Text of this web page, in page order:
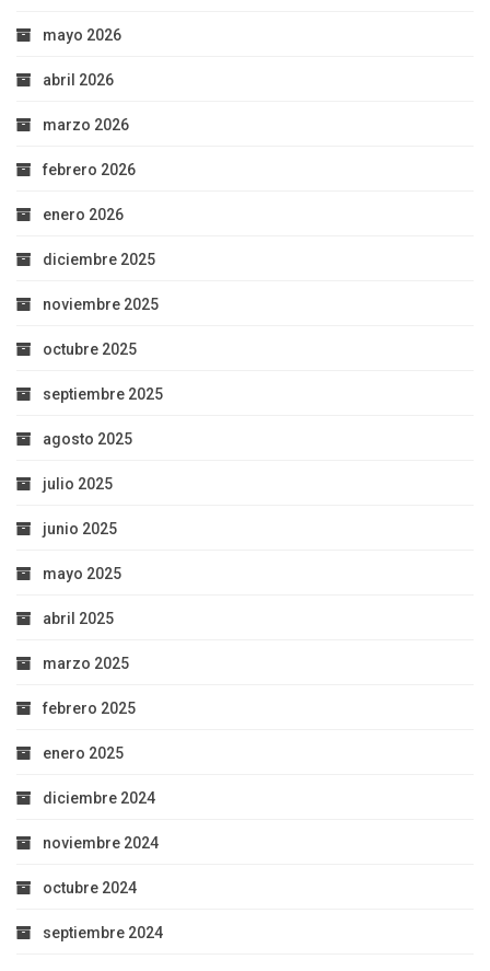
mayo 2026
abril 2026
marzo 2026
febrero 2026
enero 2026
diciembre 2025
noviembre 2025
octubre 2025
septiembre 2025
agosto 2025
julio 2025
junio 2025
mayo 2025
abril 2025
marzo 2025
febrero 2025
enero 2025
diciembre 2024
noviembre 2024
octubre 2024
septiembre 2024